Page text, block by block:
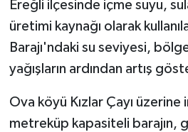
Ereğli ilçesinde içme suyu,
üretimi kaynağı olarak
Barajı'ndaki su seviyesi,
yağışların ardından artış
Ova köyü Kızlar Çayı
metreküp kapasiteli barajın,